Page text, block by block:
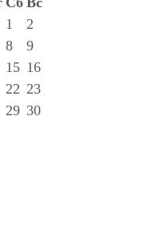
1
2
8
9
15 16
22 23
29 30